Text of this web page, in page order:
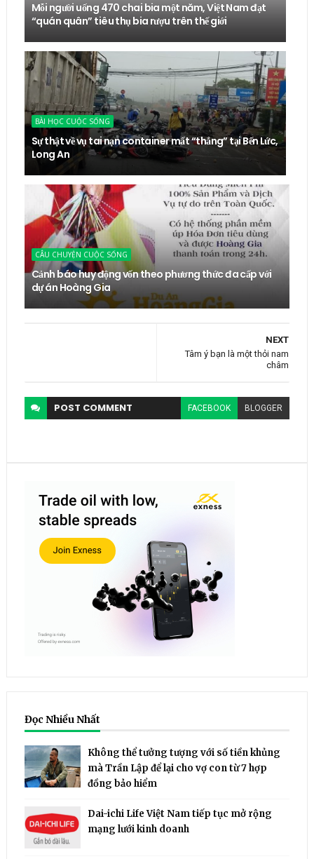
Mỗi người uống 470 chai bia một năm, Việt Nam đạt
“quán quân” tiêu thụ bia rượu trên thế giới
BÀI HỌC CUỘC SỐNG
Sự thật về vụ tai nạn container mất “thắng” tại Bến Lức,
Long An
CÂU CHUYỆN CUỘC SỐNG
Cảnh báo huy động vốn theo phương thức đa cấp với
dự án Hoàng Gia
NEXT
Tâm ý bạn là một thỏi nam
châm
POST COMMENT FACEBOOK BLOGGER
Đọc Nhiều Nhất
Không thể tưởng tượng với số tiền khủng
mà Trần Lập để lại cho vợ con từ 7 hợp
đồng bảo hiểm
Dai-ichi Life Việt Nam tiếp tục mở rộng
mạng lưới kinh doanh